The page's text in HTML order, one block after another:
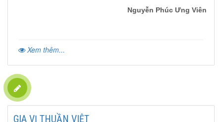
Nguyễn Phúc Ưng Viên
Xem thêm...
GIA VỊ THUẦN VIỆT